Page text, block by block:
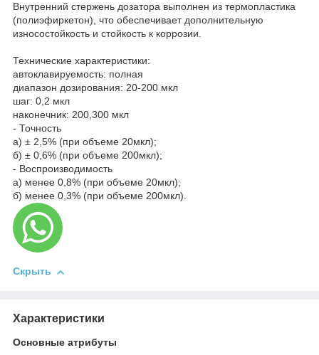
Внутренний стержень дозатора выполнен из термопластика
(полиэфиркетон), что обеспечивает дополнительную
износостойкость и стойкость к коррозии.
Технические характеристики:
автоклавируемость: полная
диапазон дозирования: 20-200 мкл
шаг: 0,2 мкл
наконечник: 200,300 мкл
- Точность
а) ± 2,5% (при объеме 20мкл);
б) ± 0,6% (при объеме 200мкл);
- Воспроизводимость
а) менее 0,8% (при объеме 20мкл);
б) менее 0,3% (при объеме 200мкл).
Скрыть
Характеристики
Основные атрибуты